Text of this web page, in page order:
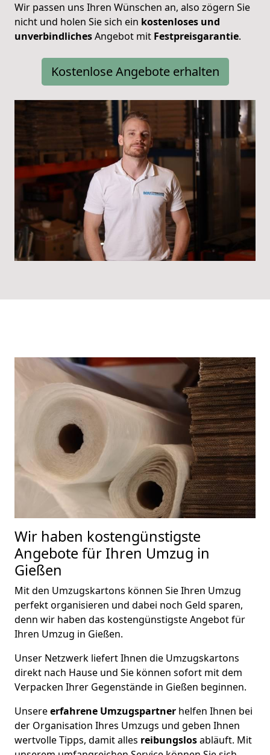
Wir passen uns Ihren Wünschen an, also zögern Sie
nicht und holen Sie sich ein kostenloses und
unverbindlichesAngebot mit Festpreisgarantie.
Kostenlose Angebote erhalten
Wir haben kostengünstigste
Angebote für Ihren Umzug in
Gießen
Mit den Umzugskartons können Sie Ihren Umzug
perfekt organisieren und dabei noch Geld sparen,
denn wir haben das kostengünstigste Angebot für
Ihren Umzug in Gießen.
Unser Netzwerk liefert Ihnen die Umzugskartons
direkt nach Hause und Sie können sofort mit dem
Verpacken Ihrer Gegenstände in Gießen beginnen.
Unsereerfahrene Umzugspartner helfen Ihnen bei
der Organisation Ihres Umzugs und geben Ihnen
wertvolle Tipps, damit alles reibungslosabläuft. Mit